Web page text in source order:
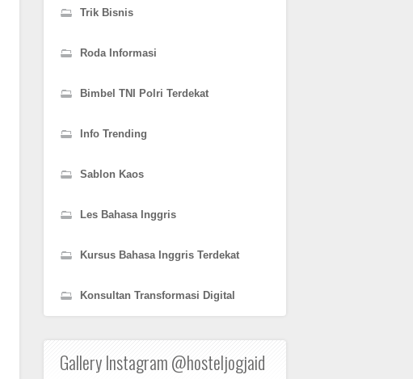
Trik Bisnis
Roda Informasi
Bimbel TNI Polri Terdekat
Info Trending
Sablon Kaos
Les Bahasa Inggris
Kursus Bahasa Inggris Terdekat
Konsultan Transformasi Digital
Gallery Instagram @hosteljogjaid